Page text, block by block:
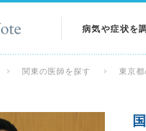
病気や症状を
検査を調べる
関東の医師を探す 東京